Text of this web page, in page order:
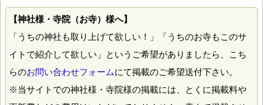
【神社様・寺院（お寺）様へ】
「うちの神社も取り上げて欲しい！」「うちのお寺もこのサ
イトで紹介して欲しい」というご希望がありましたら、こち
らのお問い合わせフォームにて掲載のご希望送付下さい。
※当サイトでの神社様・寺院様の掲載には、とくに掲載料や